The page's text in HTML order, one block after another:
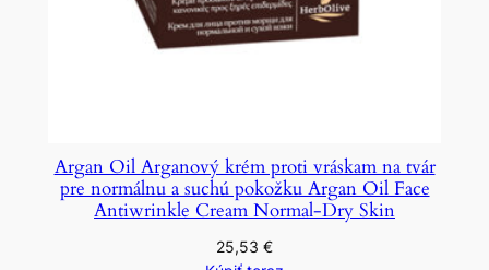
Argan Oil Arganový krém proti vráskam na tvár
pre normálnu a suchú pokožku Argan Oil Face
Antiwrinkle Cream Normal-Dry Skin
25,53 €